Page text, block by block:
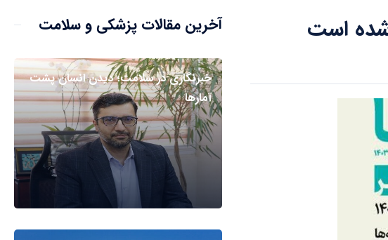
آخرین مقالات پزشکی و سلامت
خبرنگاری در سلامت؛ دیدن انسان پشت
آمارها